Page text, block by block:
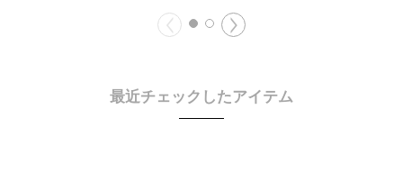
最近チェックしたアイテム